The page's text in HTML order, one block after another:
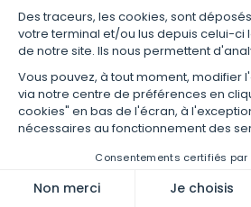
Des traceurs, les cookies, sont
votre terminal et/ou lus depuis celui-ci
de notre site. Ils nous permettent
Vous pouvez, à tout moment, modifier
via notre centre de préférences en
cookies" en bas de l'écran, à
nécessaires au fonctionnement des
Consentements certifiés par
Non merci Je choisis